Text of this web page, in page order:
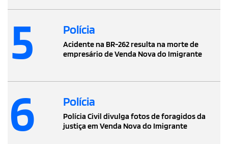
5 Polícia
Acidente na BR-262 resulta na morte de
empresário de Venda Nova do Imigrante
6 Polícia
Polícia Civil divulga fotos de foragidos da
justiça em Venda Nova do Imigrante